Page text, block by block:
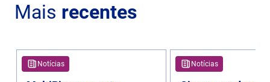
Mais recentes
Notícias Notícias